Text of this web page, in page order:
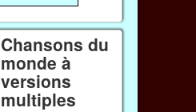
Chansons du
monde à
versions
multiples